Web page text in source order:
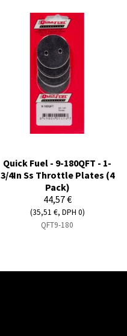
Quick Fuel - 9-180QFT - 1-
3/4In Ss Throttle Plates (4
Pack)
44,57 €
(35,51 €, DPH 0)
QFT9-180